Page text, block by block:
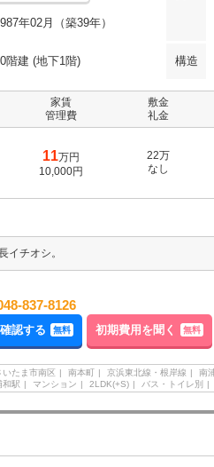
年02月（築39年）
階建 (地下1階) 構造
家賃
管理費
敷金
礼金
11万円
10,000円
22万
なし
イチオシ。
837-8126
認する 無料 初期費用を聞く 無料
いたま市南区 南本町 京浜東北線・根岸線 南
和駅
マンション 2LDK(+S) バス・トイレ別